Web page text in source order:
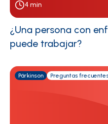
4 min
¿Una persona con
puede trabajar?
Párkinson Preguntas